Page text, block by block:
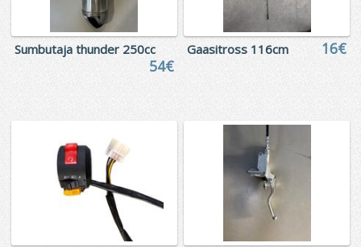
Sumbutaja thunder 250cc
54€
Gaasitross 116cm 16€